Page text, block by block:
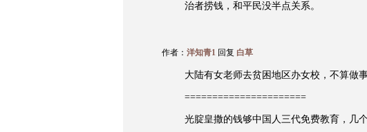
治者捞钱，和平民没半点关系。
作者： 洋知青1回复 白草
大陆有女老师去贫困地区办女校，不算做
======================
光腚皇撒的钱够中国人三代免费教育，几